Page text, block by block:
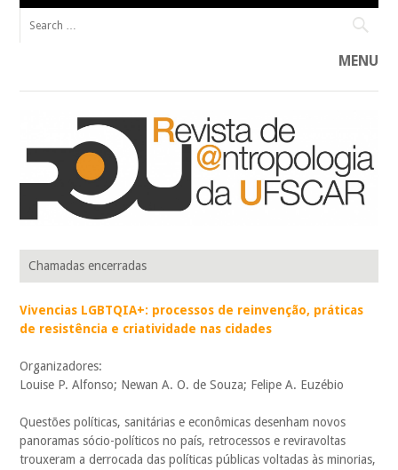
MENU
Skip to content
R@U: REVISTA DE ANTROPOLOGIA
DA UFSCAR
Federal de São Carlos (PPGAS–UFSCar).
Chamadas encerradas
Vivencias LGBTQIA+: processos de reinvenção, práticas
de resistência e criatividade nas cidades
Organizadores:
Louise P. Alfonso; Newan A. O. de Souza; Felipe A. Euzébio
Questões políticas, sanitárias e econômicas desenham novos
panoramas sócio-políticos no país, retrocessos e reviravoltas
trouxeram a derrocada das políticas públicas voltadas às minorias,